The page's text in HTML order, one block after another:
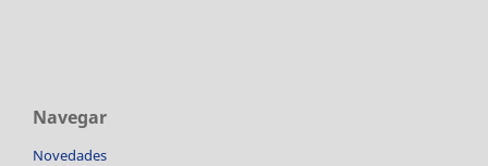
Navegar
Novedades